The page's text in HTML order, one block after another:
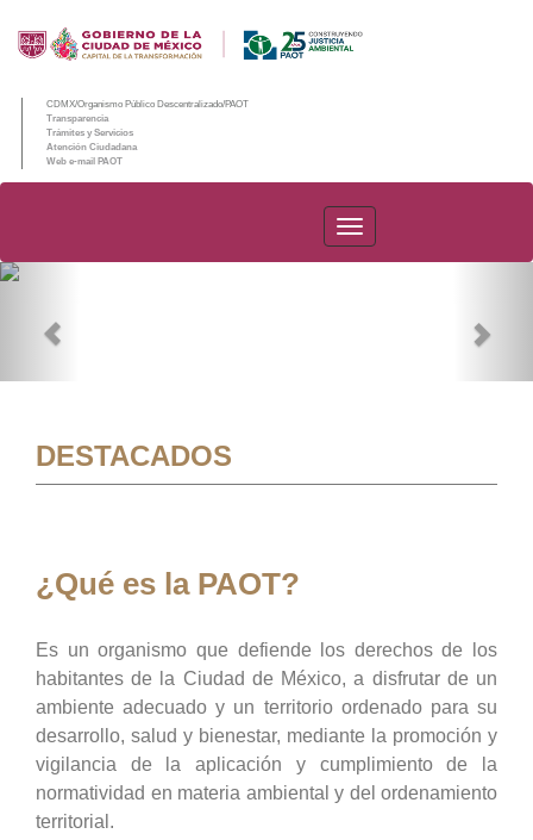
CDMX/Organismo Público Descentralizado/PAOT
Transparencia
Trámites y Servicios
Atención Ciudadana
Web e-mail PAOT
PAOT
DESTACADOS
¿Qué es la PAOT?
Es un organismo que defiende los derechos de los
habitantes de la Ciudad de México, a disfrutar de un
ambiente adecuado y un territorio ordenado para su
desarrollo, salud y bienestar, mediante la promoción y
vigilancia de la aplicación y cumplimiento de la
normatividad en materia ambiental y del ordenamiento
territorial.